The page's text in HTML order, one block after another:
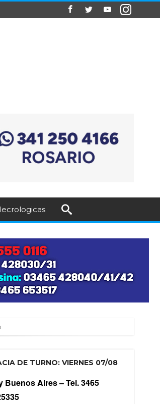
DE TURNO: VIERNES 07/08
Buenos Aires –Tel. 3465